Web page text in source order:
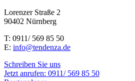
Lorenzer Straße 2
90402 Nürnberg
T: 0911/ 569 85 50
E: info@tendenza.de
Schreiben Sie uns
Jetzt anrufen: 0911/ 569 85 50